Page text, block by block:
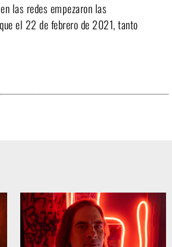
las redes empezaron las
el 22 de febrero de 2021, tanto